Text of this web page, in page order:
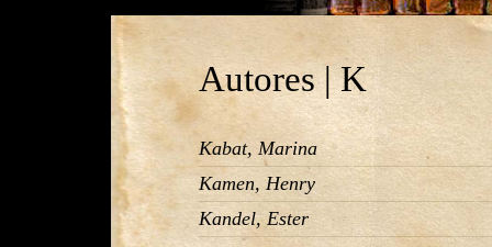
Autores | K
Kabat, Marina
Kamen, Henry
Kandel, Ester